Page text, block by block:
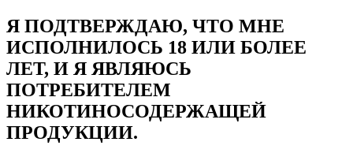
Я ПОДТВЕРЖДАЮ, ЧТО МНЕ
ИСПОЛНИЛОСЬ 18 ИЛИ БОЛЕЕ
ЛЕТ, И Я ЯВЛЯЮСЬ
ПОТРЕБИТЕЛЕМ
НИКОТИНОСОДЕРЖАЩЕЙ
ПРОДУКЦИИ.